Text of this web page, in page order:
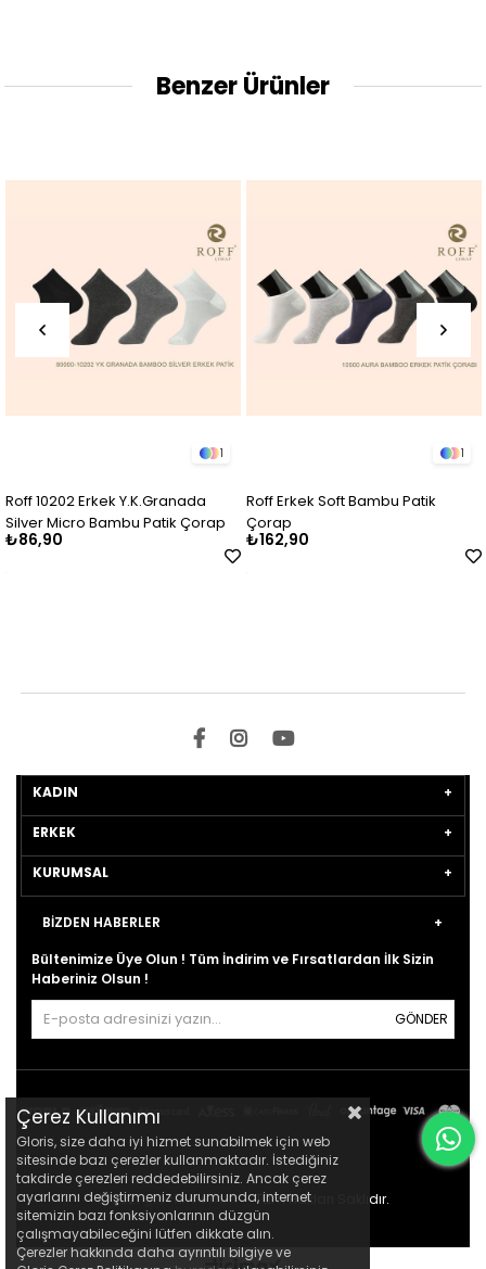
Benzer Ürünler
1
Roff 10202 Erkek Y.K.Granada
Silver Micro Bambu Patik Çorap
₺86,90
1
Roff Erkek Soft Bambu Patik
Çorap
₺162,90
KADIN
ERKEK
KURUMSAL
BİZDEN HABERLER
Bültenimize Üye Olun ! Tüm İndirim ve Fırsatlardan İlk Sizin
Haberiniz Olsun !
GÖNDER
© 2021gloris.com.tr- Tüm Hakları Saklıdır.
Çerez Kullanımı
Gloris, size daha iyi hizmet sunabilmek için web
sitesinde bazı çerezler kullanmaktadır. İstediğiniz
takdirde çerezleri reddedebilirsiniz. Ancak çerez
ayarlarını değiştirmeniz durumunda, internet
sitemizin bazı fonksiyonlarının düzgün
çalışmayabileceğini lütfen dikkate alın.
Çerezler hakkında daha ayrıntılı bilgiye ve